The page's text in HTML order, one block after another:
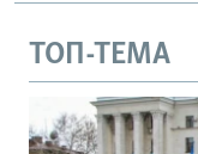
ТОП-ТЕМА